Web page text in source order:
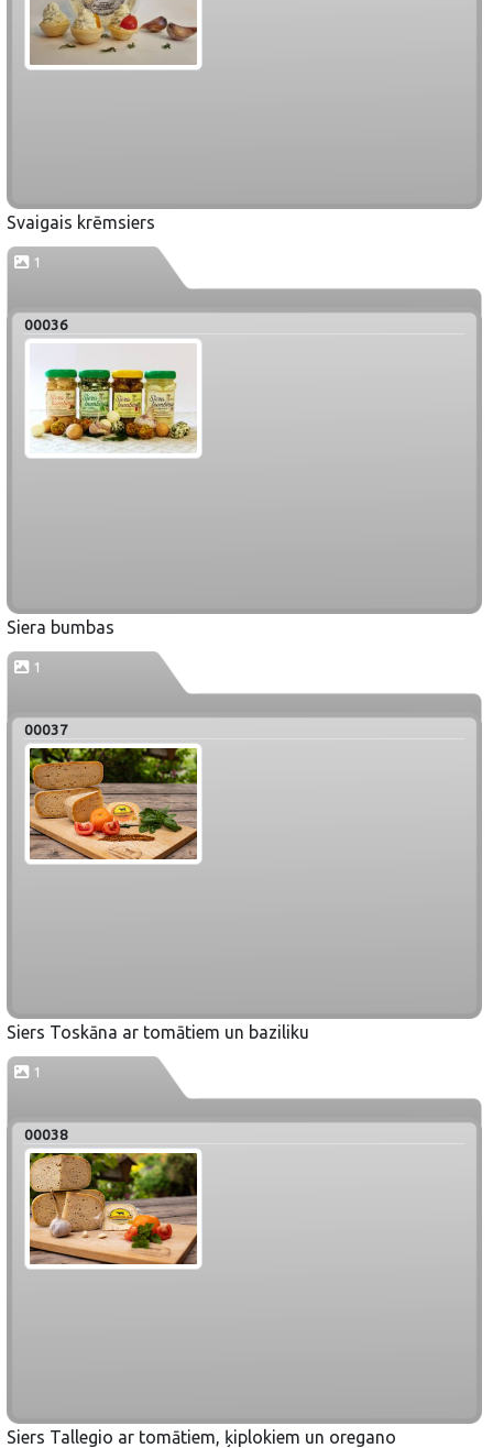
Svaigais krēmsiers
1
00036
Siera bumbas
1
00037
Siers Toskāna ar tomātiem un baziliku
1
00038
Siers Tallegio ar tomātiem, ķiplokiem un oregano